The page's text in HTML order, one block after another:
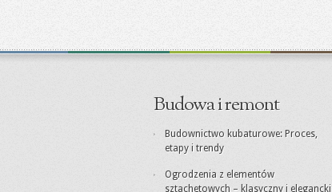
Budowa i remont
Budownictwo kubaturowe: Proces,
etapy i trendy
Ogrodzenia z elementów
sztachetowych – klasyczny i elegancki